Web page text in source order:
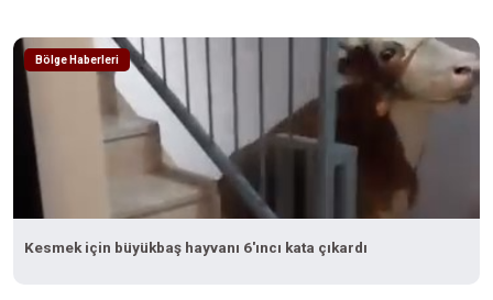
Bölge Haberleri
Kesmek için büyükbaş hayvanı 6'ıncı kata çıkardı